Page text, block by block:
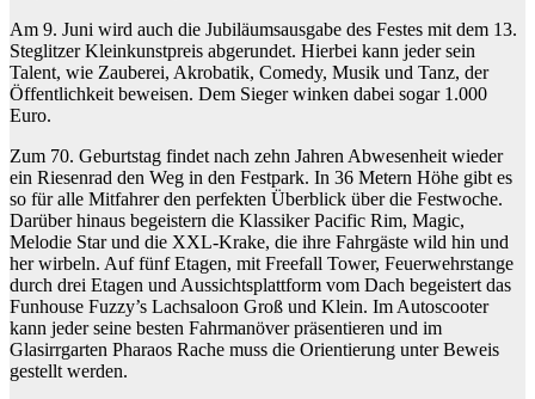
Am 9. Juni wird auch die Jubiläumsausgabe des Festes mit dem 13.
Steglitzer Kleinkunstpreis abgerundet. Hierbei kann jeder sein
Talent, wie Zauberei, Akrobatik, Comedy, Musik und Tanz, der
Öffentlichkeit beweisen. Dem Sieger winken dabei sogar 1.000
Euro.
Zum 70. Geburtstag findet nach zehn Jahren Abwesenheit wieder
ein Riesenrad den Weg in den Festpark. In 36 Metern Höhe gibt es
so für alle Mitfahrer den perfekten Überblick über die Festwoche.
Darüber hinaus begeistern die KlassikerPacific Rim, Magic,
Melodie Starund die XXL-Krake, die ihre Fahrgäste wild hin und
her wirbeln. Auf fünf Etagen, mit Freefall Tower, Feuerwehrstange
durch drei Etagen und Aussichtsplattform vom Dach begeistert das
Funhouse Fuzzy’s Lachsaloon Groß und Klein. Im Autoscooter
kann jeder seine besten Fahrmanöver präsentieren und im
Glasirrgarten Pharaos Rache muss die Orientierung unter Beweis
gestellt werden.